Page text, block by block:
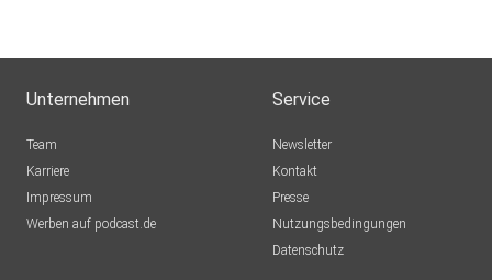
Unternehmen
Team
Karriere
Impressum
Werben auf podcast.de
Service
Newsletter
Kontakt
Presse
Nutzungsbedingungen
Datenschutz